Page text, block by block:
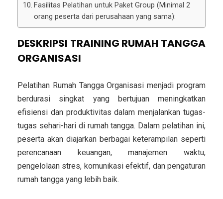
Fasilitas Pelatihan untuk Paket Group (Minimal 2
orang peserta dari perusahaan yang sama):
DESKRIPSI TRAINING RUMAH TANGGA
ORGANISASI
Pelatihan Rumah Tangga Organisasi menjadi program
berdurasi singkat yang bertujuan meningkatkan
efisiensi dan produktivitas dalam menjalankan tugas-
tugas sehari-hari di rumah tangga. Dalam pelatihan ini,
peserta akan diajarkan berbagai keterampilan seperti
perencanaan keuangan, manajemen waktu,
pengelolaan stres, komunikasi efektif, dan pengaturan
rumah tangga yang lebih baik.